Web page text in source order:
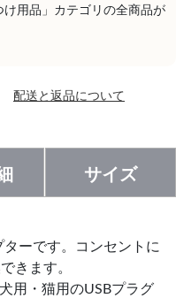
用品」カテゴリの全商品が
配送と返品について
サイズ
ーです。コンセントに
きます。
用・猫用のUSBプラグ